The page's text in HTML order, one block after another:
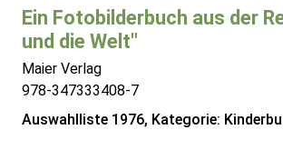
Ein Fotobilderbuch aus der
und die Welt"
Maier Verlag
978-347333408-7
Auswahlliste 1976, Kategorie: